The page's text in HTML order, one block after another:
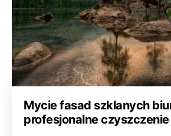
Mycie fasad szklanych
profesjonalne czyszczenie